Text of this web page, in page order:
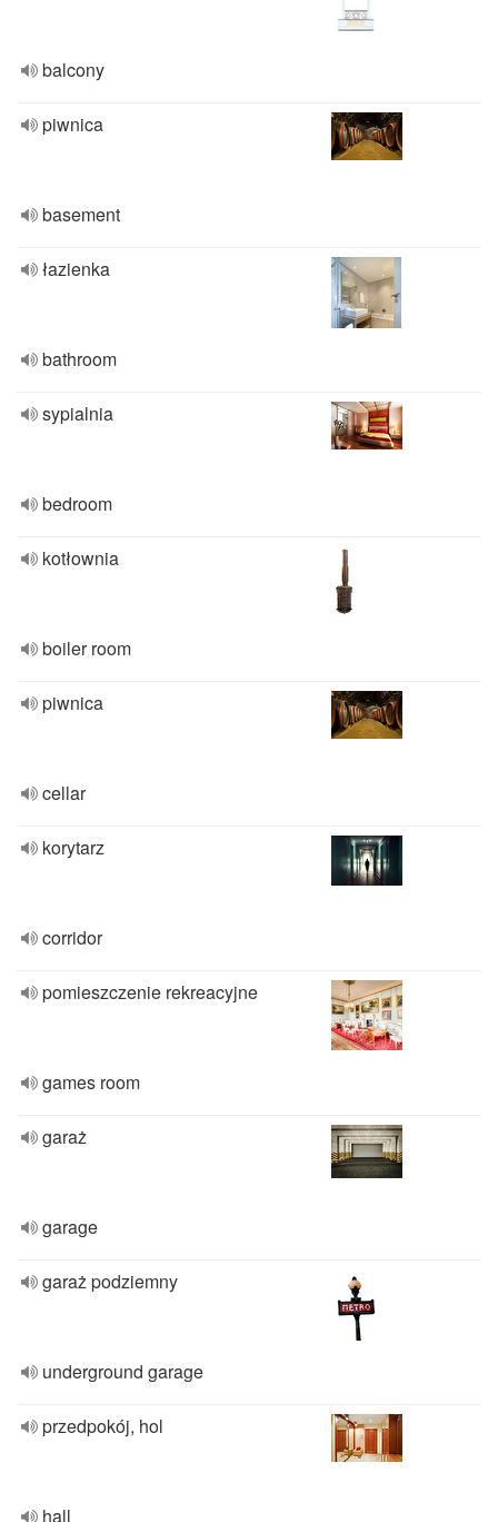
balcony
piwnica
basement
łazienka
bathroom
sypialnia
bedroom
kotłownia
boiler room
piwnica
cellar
korytarz
corridor
pomieszczenie rekreacyjne
games room
garaż
garage
garaż podziemny
underground garage
przedpokój, hol
hall